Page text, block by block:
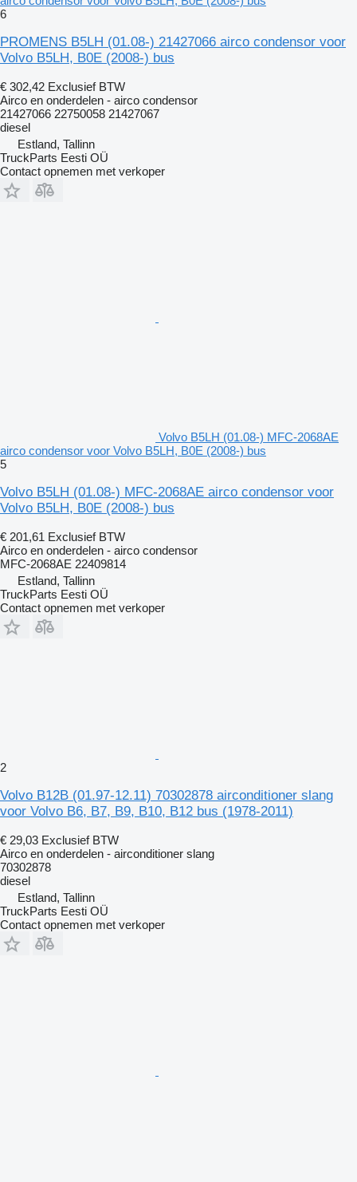
6
PROMENS B5LH (01.08-) 21427066 airco condensor voor
Volvo B5LH, B0E (2008-) bus
€ 302,42 Exclusief BTW
Airco en onderdelen - airco condensor
21427066 22750058 21427067
diesel
Estland, Tallinn
TruckParts Eesti OÜ
Contact opnemen met verkoper
Volvo B5LH (01.08-) MFC-2068AE
airco condensor voor Volvo B5LH, B0E (2008-) bus
5
Volvo B5LH (01.08-) MFC-2068AE airco condensor voor
Volvo B5LH, B0E (2008-) bus
€ 201,61 Exclusief BTW
Airco en onderdelen - airco condensor
MFC-2068AE 22409814
Estland, Tallinn
TruckParts Eesti OÜ
Contact opnemen met verkoper
2
Volvo B12B (01.97-12.11) 70302878 airconditioner slang
voor Volvo B6, B7, B9, B10, B12 bus (1978-2011)
€ 29,03 Exclusief BTW
Airco en onderdelen - airconditioner slang
70302878
diesel
Estland, Tallinn
TruckParts Eesti OÜ
Contact opnemen met verkoper